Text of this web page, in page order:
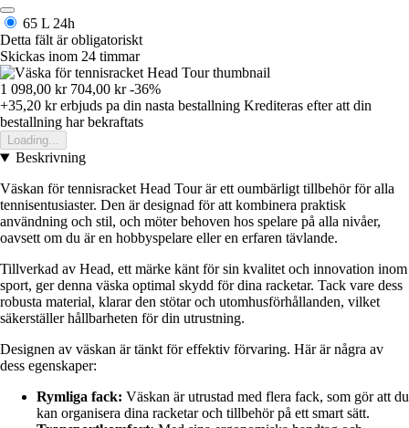
65 L 24h
Detta fält är obligatoriskt
Skickas inom 24 timmar
1 098,00 kr 704,00 kr -36%
+35,20 krerbjuds pa din nasta bestallning Krediteras efter att din
bestallning har bekraftats
Loading...
Beskrivning
Väskan för tennisracket Head Tour är ett oumbärligt tillbehör för alla
tennisentusiaster. Den är designad för att kombinera praktisk
användning och stil, och möter behoven hos spelare på alla nivåer,
oavsett om du är en hobbyspelare eller en erfaren tävlande.
Tillverkad av Head, ett märke känt för sin kvalitet och innovation inom
sport, ger denna väska optimal skydd för dina racketar. Tack vare dess
robusta material, klarar den stötar och utomhusförhållanden, vilket
säkerställer hållbarheten för din utrustning.
Designen av väskan är tänkt för effektiv förvaring. Här är några av
dess egenskaper:
Rymliga fack: Väskan är utrustad med flera fack, som gör att du
kan organisera dina racketar och tillbehör på ett smart sätt.